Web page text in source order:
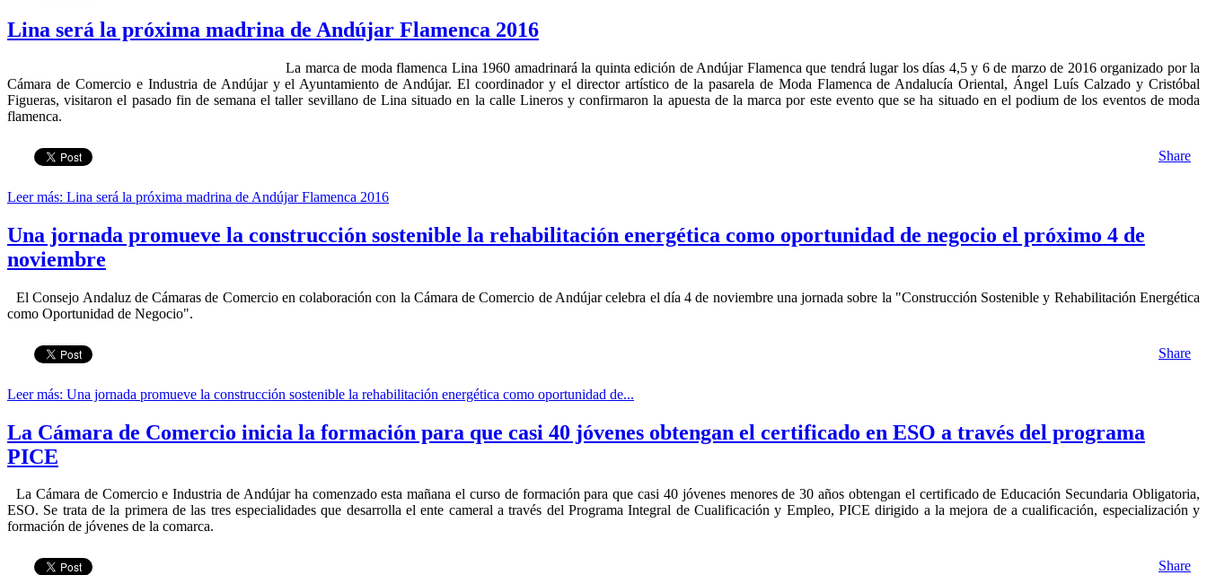
Lina será la próxima madrina de Andújar Flamenca 2016
La marca de moda flamenca Lina 1960 amadrinará la quinta edición de Andújar Flamenca que tendrá lugar los días 4,5 y 6 de marzo de 2016 organizado por la
Cámara de Comercio e Industria de Andújar y el Ayuntamiento de Andújar. El coordinador y el director artístico de la pasarela de Moda Flamenca de Andalucía Oriental, Ángel Luís Calzado y Cristóbal
Figueras, visitaron el pasado fin de semana el taller sevillano de Lina situado en la calle Lineros y confirmaron la apuesta de la marca por este evento que se ha situado en el podium de los eventos de moda
flamenca.
Share
Leer más: Lina será la próxima madrina de Andújar Flamenca 2016
Una jornada promueve la construcción sostenible la rehabilitación energética como oportunidad de negocio el próximo 4 de
noviembre
El Consejo Andaluz de Cámaras de Comercio en colaboración con la Cámara de Comercio de Andújar celebra el día 4 de noviembre una jornada sobre la "Construcción Sostenible y Rehabilitación Energética
como Oportunidad de Negocio".
Share
Leer más: Una jornada promueve la construcción sostenible la rehabilitación energética como oportunidad de...
La Cámara de Comercio inicia la formación para que casi 40 jóvenes obtengan el certificado en ESO a través del programa
PICE
La Cámara de Comercio e Industria de Andújar ha comenzado esta mañana el curso de formación para que casi 40 jóvenes menores de 30 años obtengan el certificado de Educación Secundaria Obligatoria,
ESO. Se trata de la primera de las tres especialidades que desarrolla el ente cameral a través del Programa Integral de Cualificación y Empleo, PICE dirigido a la mejora de a cualificación, especialización y
formación de jóvenes de la comarca.
Share